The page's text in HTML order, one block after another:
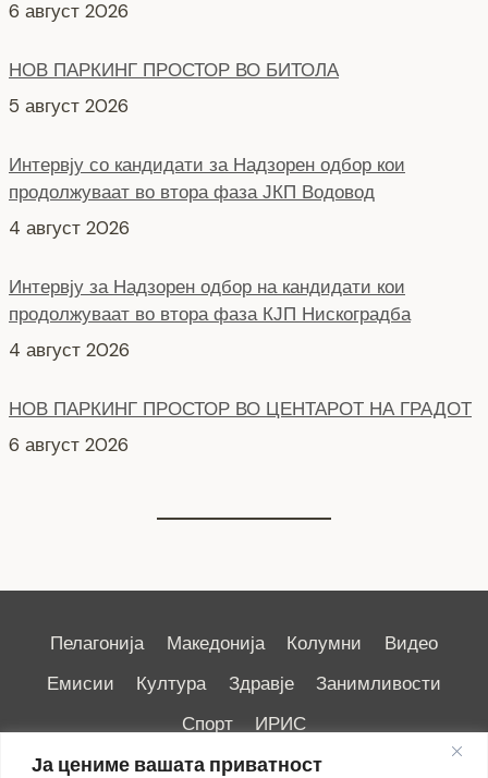
Ја цениме вашата приватност
5 август 2026
Интервју со кандидати за Надзорен одбор кои
продолжуваат во втора фаза ЈКП Водовод
Интервју за Надзорен одбор на кандидати кои
продолжуваат во втора фаза КЈП Нискоградба
НОВ ПАРКИНГ ПРОСТОР ВО ЦЕНТАРОТ НА ГРАДОТ
6 август 2026
Пелагонија Македонија Колумни
Видео
Емисии
Култура Здравје
Занимливости
Спорт
ИРИС